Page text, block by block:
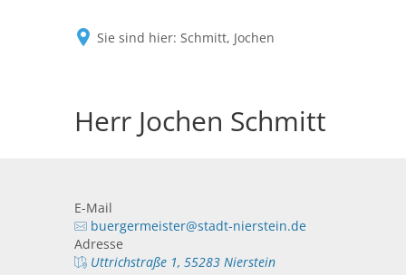
Sie sind hier: Schmitt, Jochen
Herr Jochen Schmitt
E-Mail
buergermeister@stadt-nierstein.de
Adresse
Uttrichstraße 1, 55283 Nierstein